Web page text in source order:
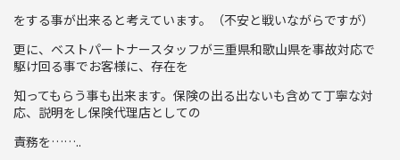
をする事が出来ると考えています。（不安と戦いながらですが）
更に、ベストパートナースタッフが三重県和歌山県を事故対応で
駆け回る事でお客様に、存在を
知ってもらう事も出来ます。保険の出る出ないも含めて丁寧な対
応、説明をし保険代理店としての
責務を……..